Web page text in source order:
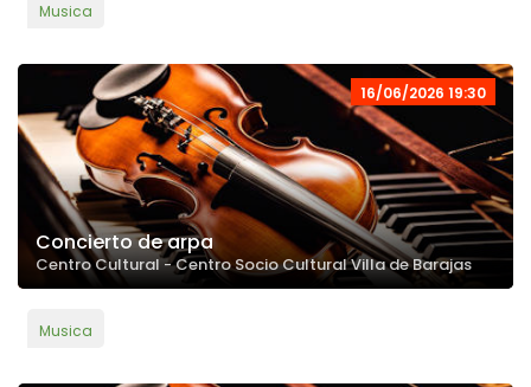
Musica
16/06/2026 19:30
Concierto de arpa
Centro Cultural - Centro Socio Cultural Villa de Barajas
Musica